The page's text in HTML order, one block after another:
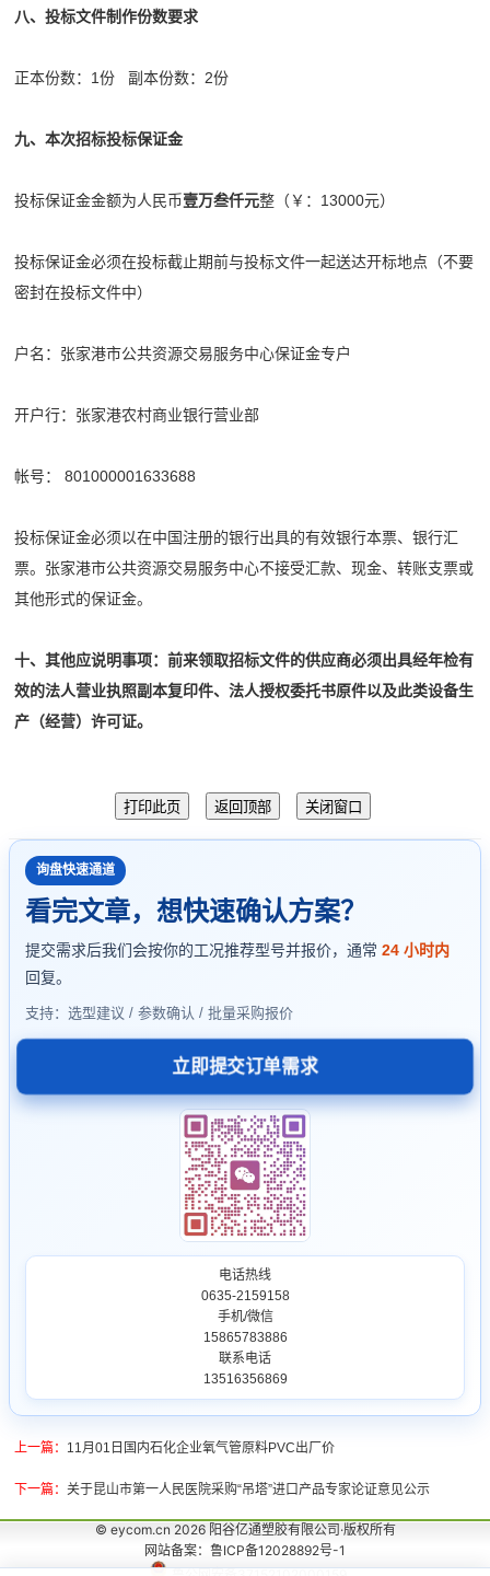
八、投标文件制作份数要求
正本份数：1份 副本份数：2份
九、本次招标投标保证金
投标保证金金额为人民币壹万叁仟元整（￥：13000元）
投标保证金必须在投标截止期前与投标文件一起送达开标地点（不要
密封在投标文件中）
户名：张家港市公共资源交易服务中心保证金专户
开户行：张家港农村商业银行营业部
帐号： 801000001633688
投标保证金必须以在中国注册的银行出具的有效银行本票、银行汇
票。张家港市公共资源交易服务中心不接受汇款、现金、转账支票或
其他形式的保证金。
十、其他应说明事项： 前来领取招标文件的供应商必须出具经年检有
效的法人营业执照副本复印件、法人授权委托书原件以及此类设备生
产（经营）许可证。
询盘快速通道
看完文章，想快速确认方案？
提交需求后我们会按你的工况推荐型号并报价，通常 24 小时内
回复。
支持：选型建议 / 参数确认 / 批量采购报价
立即提交订单需求
电话热线
0635-2159158
手机/微信
15865783886
联系电话
13516356869
上一篇： 11月01日国内石化企业氧气管原料PVC出厂价
下一篇： 关于昆山市第一人民医院采购“吊塔”进口产品专家论证意见公示
© eycom.cn 2026 阳谷亿通塑胶有限公司·版权所有
网站备案：鲁ICP备12028892号-1